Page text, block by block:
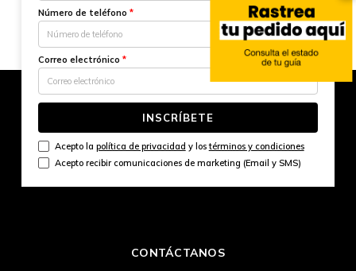
Número de teléfono *
Correo electrónico *
INSCRÍBETE
Acepto la política de privacidad y lostérminos y condiciones
Acepto recibir comunicaciones de marketing (Email y SMS)
CONTÁCTANOS